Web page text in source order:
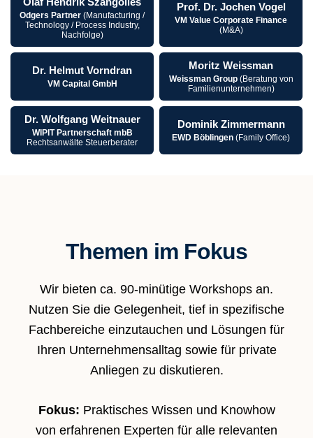
Odgers Partner (Manufacturing /
Technology / Process Industry,
Nachfolge)
Prof. Dr. Jochen Vogel
VM Value Corporate Finance
(M&A)
Dr. Helmut Vorndran
VM Capital GmbH
Moritz Weissman
Weissman Group(Beratung von
Familienunternehmen)
Dr. Wolfgang Weitnauer
WIPIT Partnerschaft mbB
Rechtsanwälte Steuerberater
Dominik Zimmermann
EWD Böblingen (Family Office)
Themen im Fokus
Wir bieten ca. 90-minütige Workshops an.
Nutzen Sie die Gelegenheit, tief in spezifische
Fachbereiche einzutauchen und Lösungen für
Ihren Unternehmensalltag sowie für private
Anliegen zu diskutieren.
Fokus: Praktisches Wissen und Knowhow
von erfahrenen Experten für alle relevanten